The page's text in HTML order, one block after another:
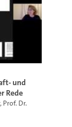
und
Rede
, Prof. Dr.